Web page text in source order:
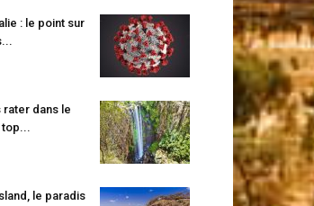
: le point sur
rater dans le
top...
le paradis